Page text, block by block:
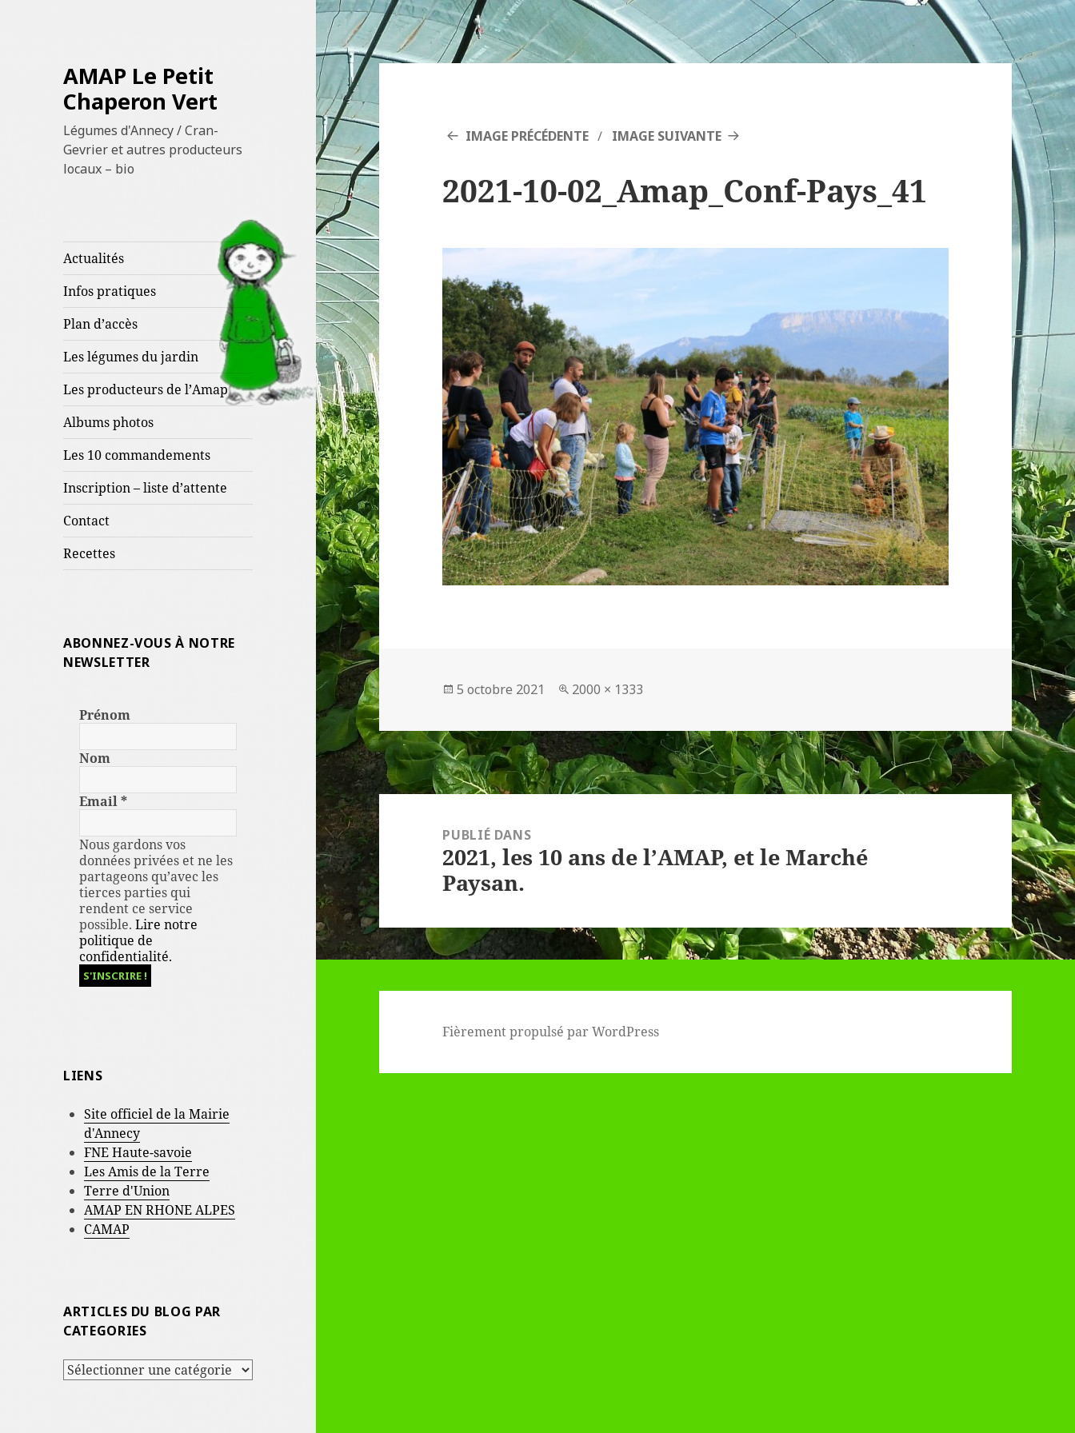
AMAP Le Petit
Chaperon Vert
Légumes d'Annecy / Cran-
Gevrier et autres producteurs
locaux – bio
Actualités
Infos pratiques
Plan d’accès
Les légumes du jardin
Les producteurs de l’Amap
Albums photos
Les 10 commandements
Inscription – liste d’attente
Contact
Recettes
ABONNEZ-VOUS À NOTRE
NEWSLETTER
Prénom
Nom
Email*
Nous gardons vos
données privées et ne les
partageons qu’avec les
tierces parties qui
rendent ce service
possible.Lire notre
politique de
confidentialité.
LIENS
Site officiel de la Mairie
d'Annecy
FNE Haute-savoie
Les Amis de la Terre
Terre d'Union
AMAP EN RHONE ALPES
CAMAP
ARTICLES DU BLOG PAR
CATEGORIES
ARTICLES
IMAGE PRÉCÉDENTE IMAGE SUIVANTE
2021-10-02_Amap_Conf-Pays_41
Publié
5 octobre 2021
Taille
2000 × 1333
Navigation
de
PUBLIÉ DANS
2021, les 10 ans de l’AMAP, et le Marché
Paysan.
Fièrement propulsé par WordPress